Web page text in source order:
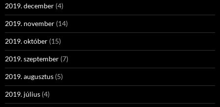
2019. december (4)
2019. november (14)
2019. október (15)
2019. szeptember (7)
2019. augusztus (5)
2019. július (4)